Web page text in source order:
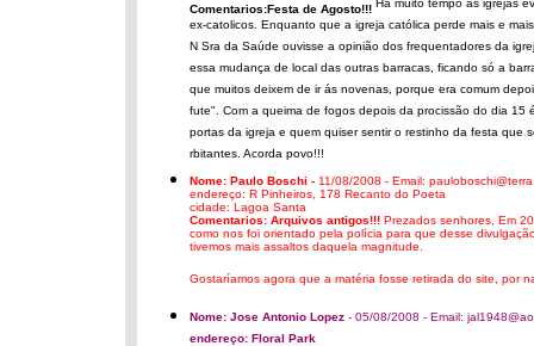
Comentarios:Festa de Agosto!!! Há muito tempo as igrejas
ex-catolicos. Enquanto que a igreja católica perde mais e
N Sra da Saúde ouvisse a opinião dos frequentadores da
essa mudança de local das outras barracas, ficando só a
que muitos deixem de ir ás novenas, porque era comum
fute". Com a queima de fogos depois da procissão do dia
portas da igreja e quem quiser sentir o restinho da festa que
rbitantes. Acorda povo!!!
Nome: Paulo Boschi - 11/08/2008 - Email:
endereço: R Pinheiros, 178 Recanto do Poeta
cidade: Lagoa Santa
Comentarios: Arquivos antigos!!! Prezados senhores, Em
como nos foi orientado pela polícia para que desse
tivemos mais assaltos daquela magnitude.
Gostaríamos agora que a matéria fosse retirada do site, por
Nome: Jose Antonio Lopez - 05/08/2008 - Email:
endereço: Floral Park